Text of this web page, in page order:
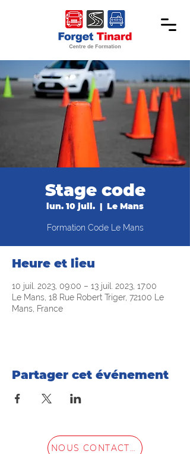
Stage code
lun. 10 juil.
  |
Le Mans
Formation Code Le Mans
Heure et lieu
10 juil. 2023, 09:00 – 13 juil. 2023, 17:00
Le Mans, 18 Rue Robert Triger, 72100 Le
Mans, France
Partager cet événement
NOUS CONTACTER